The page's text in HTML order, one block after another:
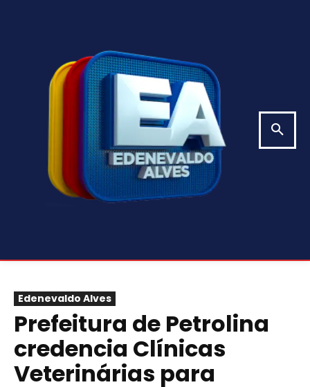
Edenevaldo Alves
Prefeitura de Petrolina
credencia Clínicas
Veterinárias para